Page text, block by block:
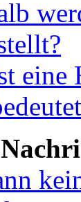
eine